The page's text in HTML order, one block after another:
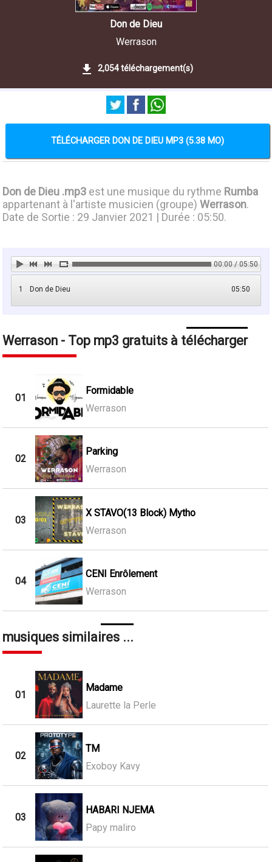
Don de Dieu
Werrason
2,054 téléchargement(s)
TÉLÉCHARGER DON DE DIEU MP3 (5.38 MO)
Don de Dieu .mp3 est une musique du rythme Rumba
appartenant à l'artiste musicien (groupe)Werrason.
Date de Sortie : 29 Janvier 2021 | Durée : 05:50.
00:00 / 05:50
1 05:50
Don de Dieu
Werrason - Top mp3 gratuits à télécharger
01
Formidable
Werrason
02
Parking
Werrason
03
X STAVO(13 Block) Mytho
Werrason
04
CENI Enrôlement
Werrason
musiques similaires ...
01
Madame
Laurette la Perle
02
TM
Exoboy Kavy
03
HABARI NJEMA
Papy maliro